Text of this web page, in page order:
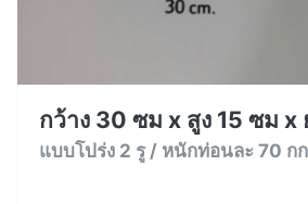
กว้าง 30 ซม x สูง 15 ซม x
แบบโปร่ง 2 รู / หนักท่อนละ 70 กก